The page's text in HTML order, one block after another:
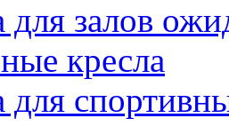
для залов
кресла
для